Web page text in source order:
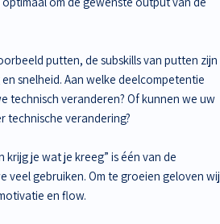
putten, de subskills van putten zijn
snelheid. Aan welke deelcompetentie
technisch veranderen? Of kunnen we uw
technische verandering?
krijg je wat je kreeg” is één van de
veel gebruiken. Om te groeien geloven wij
en flow.